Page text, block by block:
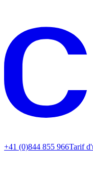
+41 (0)844 855 966Tarif